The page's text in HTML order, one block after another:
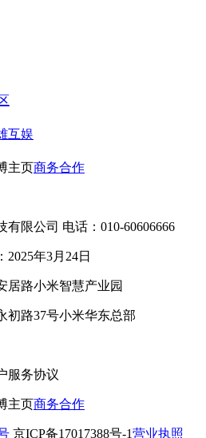
互娱
主页商务合作
限公司 电话：010-60606666
2025年3月24日
居路小米智慧产业园
初路37号小米华东总部
服务协议
主页商务合作
京ICP备17017388号-1营业执照